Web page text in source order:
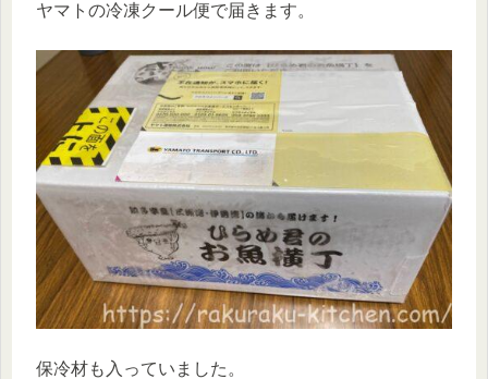
ヤマトの冷凍クール便で届きます。
保冷材も入っていました。